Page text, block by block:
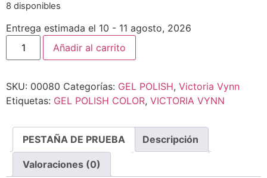
8 disponibles
Entrega estimada el 10 - 11 agosto, 2026
Añadir al carrito
SKU: 00080 Categorías: GEL POLISH, Victoria Vynn
Etiquetas: GEL POLISH COLOR, VICTORIA VYNN
PESTAÑA DE PRUEBA Descripción
Valoraciones (0)